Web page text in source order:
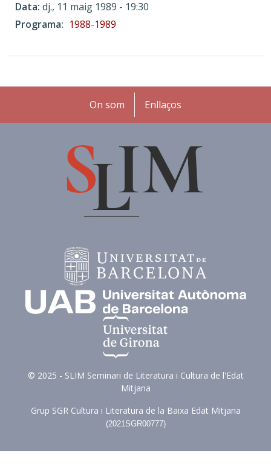
Data dj., 11 maig 1989 - 19:30
Programa
1988-1989
Peu
On som Enllaços
© 2025 - SLIM Seminari de Literatura i Cultura de l'Edat
Mitjana
Grup SGR Cultura i Literatura de la Baixa Edat Mitjana
(2021SGR00777)